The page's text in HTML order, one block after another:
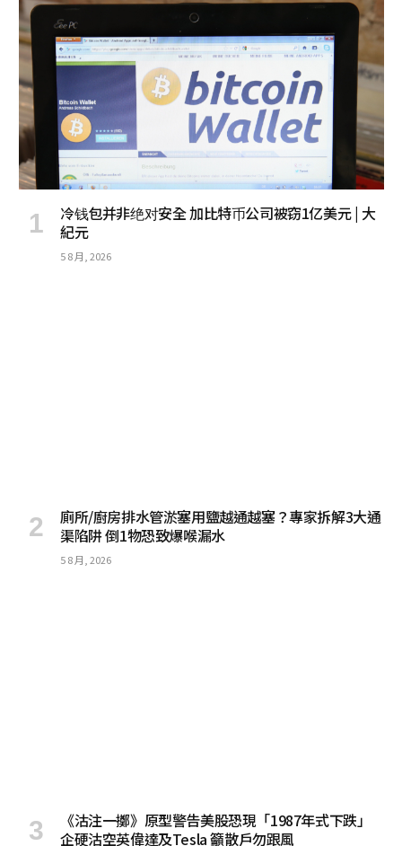
冷钱包并非绝对安全 加比特币公司被窃1亿美元 | 大
紀元
5 8 月, 2026
廁所/廚房排水管淤塞用鹽越通越塞？專家拆解3大通
渠陷阱 倒1物恐致爆喉漏水
5 8 月, 2026
《沽注一擲》原型警告美股恐現「1987年式下跌」
企硬沽空英偉達及Tesla 籲散戶勿跟風